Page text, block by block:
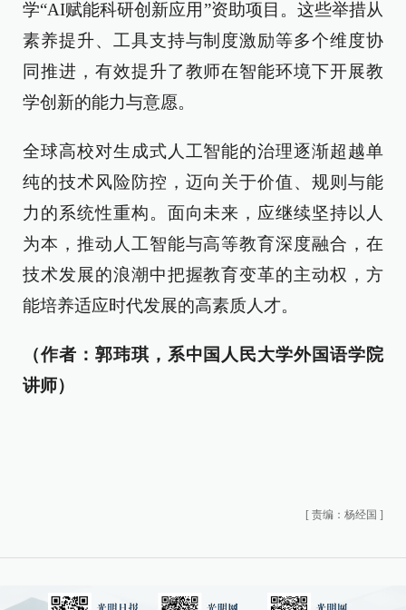
学“AI赋能科研创新应用”资助项目。这些举措从
素养提升、工具支持与制度激励等多个维度协
同推进，有效提升了教师在智能环境下开展教
学创新的能力与意愿。
全球高校对生成式人工智能的治理逐渐超越单
纯的技术风险防控，迈向关于价值、规则与能
力的系统性重构。面向未来，应继续坚持以人
为本，推动人工智能与高等教育深度融合，在
技术发展的浪潮中把握教育变革的主动权，方
能培养适应时代发展的高素质人才。
（作者：郭玮琪，系中国人民大学外国语学院
讲师）
[ 责编：杨经国 ]